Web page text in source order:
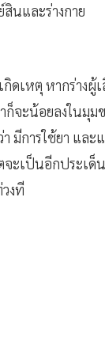
นและร่างกาย
เหตุ หากร่างผู้
ก็จะน้อยลงในมุ
มีการใช้ยา และ
ะเป็นอีกประเ
งที